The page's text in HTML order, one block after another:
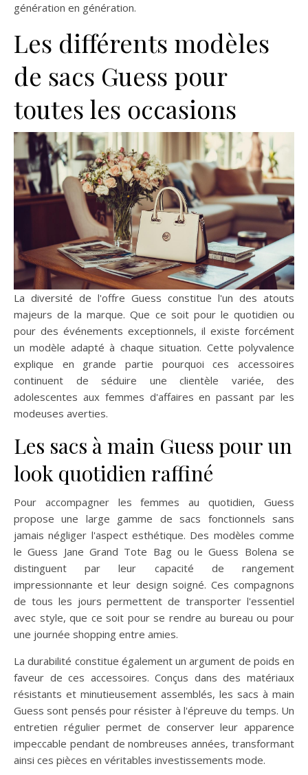
génération en génération.
Les différents modèles
de sacs Guess pour
toutes les occasions
La diversité de l'offre Guess constitue l'un des atouts
majeurs de la marque. Que ce soit pour le quotidien ou
pour des événements exceptionnels, il existe forcément
un modèle adapté à chaque situation. Cette polyvalence
explique en grande partie pourquoi ces accessoires
continuent de séduire une clientèle variée, des
adolescentes aux femmes d'affaires en passant par les
modeuses averties.
Les sacs à main Guess pour un
look quotidien raffiné
Pour accompagner les femmes au quotidien, Guess
propose une large gamme de sacs fonctionnels sans
jamais négliger l'aspect esthétique. Des modèles comme
le Guess Jane Grand Tote Bag ou le Guess Bolena se
distinguent par leur capacité de rangement
impressionnante et leur design soigné. Ces compagnons
de tous les jours permettent de transporter l'essentiel
avec style, que ce soit pour se rendre au bureau ou pour
une journée shopping entre amies.
La durabilité constitue également un argument de poids en
faveur de ces accessoires. Conçus dans des matériaux
résistants et minutieusement assemblés, les sacs à main
Guess sont pensés pour résister à l'épreuve du temps. Un
entretien régulier permet de conserver leur apparence
impeccable pendant de nombreuses années, transformant
ainsi ces pièces en véritables investissements mode.